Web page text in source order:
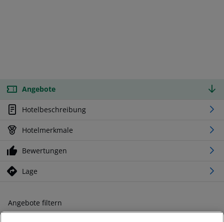
Angebote
Hotelbeschreibung
Hotelmerkmale
Bewertungen
Lage
Angebote filtern
Ändern Sie Ihre Kriterien nach Ihren Wünschen